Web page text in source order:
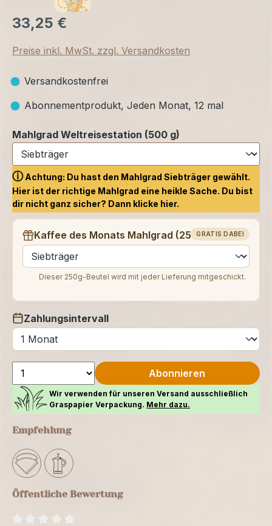
33,25 €
Preise inkl. MwSt. zzgl. Versandkosten
Versandkostenfrei
Abonnementprodukt, Jeden Monat, 12 mal
Mahlgrad Weltreisestation (500 g)
ⓘAchtung: Du hast den Mahlgrad Siebträger gewählt.
Hier ist der richtige Mahlgrad eine heikle Sache. Du bist
dir nicht ganz sicher? Dann klicke hier.
GRATIS DABEI
Kaffee des Monats Mahlgrad (250 g)
auswählen
Dieser 250g-Beutel wird mit jeder Lieferung mitgeschickt.
Zahlungsintervall
auswählen
Abonnieren
Wir verwenden für unseren Versand ausschließlich
Graspapier Verpackung. Mehr dazu.
Empfehlung
Öffentliche Bewertung